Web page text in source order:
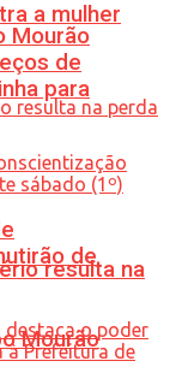
a mulher
resulta na
Mourão
Mourão
de
para
de